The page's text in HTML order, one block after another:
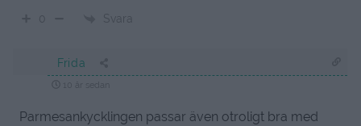
Svara
Frida
10 år sedan
Parmesankycklingen passar även otroligt bra med